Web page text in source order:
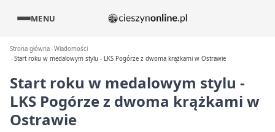
MENU
Strona główna Wiadomości
Start roku w medalowym stylu - LKS Pogórze z dwoma krążkami w Ostrawie
Start roku w medalowym stylu -
LKS Pogórze z dwoma krążkami w
Ostrawie